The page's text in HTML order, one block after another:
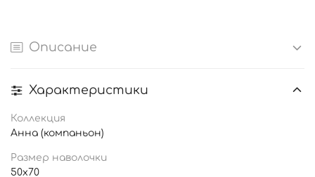
Описание
Характеристики
Коллекция
Анна (компаньон)
Размер наволочки
50x70